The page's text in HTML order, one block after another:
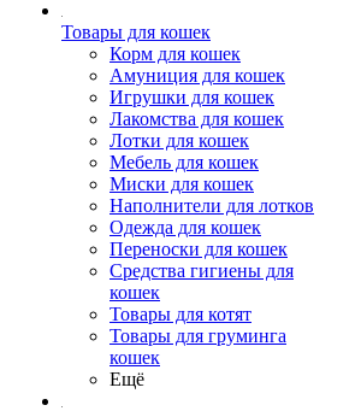
Товары для кошек
Корм для кошек
Амуниция для кошек
Игрушки для кошек
Лакомства для кошек
Лотки для кошек
Мебель для кошек
Миски для кошек
Наполнители для лотков
Одежда для кошек
Переноски для кошек
Средства гигиены для
кошек
Товары для котят
Товары для груминга
кошек
Ещё